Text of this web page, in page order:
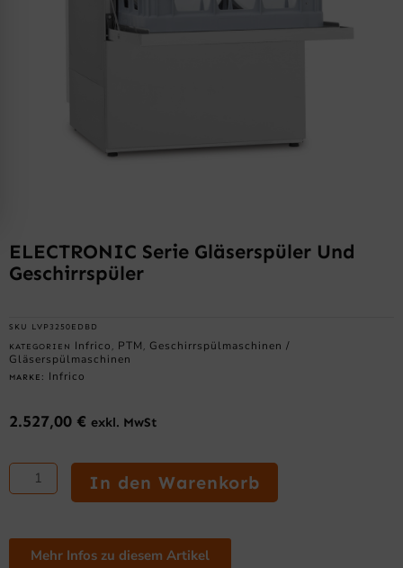
ELECTRONIC Serie Gläserspüler Und
Geschirrspüler
SKU LVP3250EDBD
KATEGORIEN Infrico , PTM , Geschirrspülmaschinen /
Gläserspülmaschinen
MARKE: Infrico
2.527,00 € exkl. MwSt
ELECTRONIC
Serie
Gläserspüler
Geschirrspüler
Menge
In den Warenkorb
Mehr Infos zu diesem Artikel